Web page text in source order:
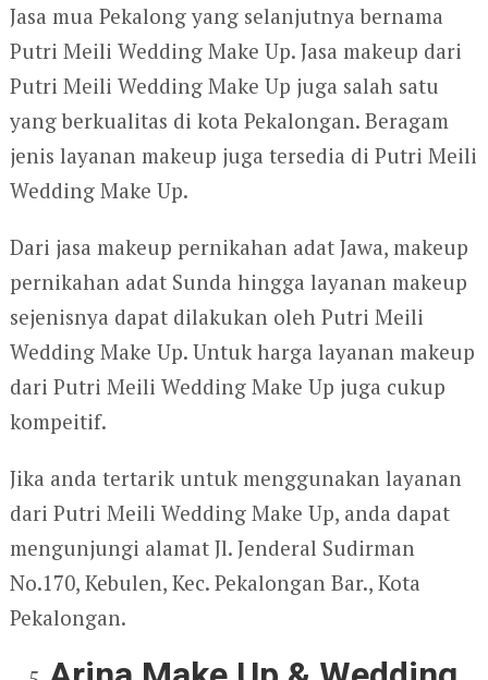
Jasa mua Pekalong yang selanjutnya bernama
Putri Meili Wedding Make Up. Jasa makeup dari
Putri Meili Wedding Make Up juga salah satu
yang berkualitas di kota Pekalongan. Beragam
jenis layanan makeup juga tersedia di Putri Meili
Wedding Make Up.
Dari jasa makeup pernikahan adat Jawa, makeup
pernikahan adat Sunda hingga layanan makeup
sejenisnya dapat dilakukan oleh Putri Meili
Wedding Make Up. Untuk harga layanan makeup
dari Putri Meili Wedding Make Up juga cukup
kompeitif.
Jika anda tertarik untuk menggunakan layanan
dari Putri Meili Wedding Make Up, anda dapat
mengunjungi alamat Jl. Jenderal Sudirman
No.170, Kebulen, Kec. Pekalongan Bar., Kota
Pekalongan.